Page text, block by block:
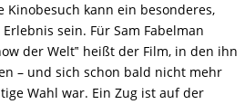
Kinobesuch kann ein besonderes,
sein. Für Sam Fabelman
der Welt‟ heißt der Film, in den ihn
– und sich schon bald nicht mehr
Wahl war. Ein Zug ist auf der